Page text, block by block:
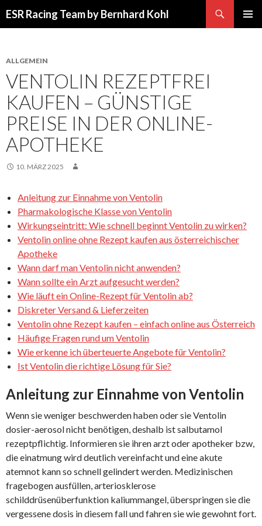
ESR Racing Team by Bernhard Kohl
ALLGEMEIN
VENTOLIN REZEPTFREI
KAUFEN – GÜNSTIGE
PREISE IN DER ONLINE-
APOTHEKE
10. MÄRZ 2025
Anleitung zur Einnahme von Ventolin
Pharmakologische Klasse von Ventolin
Wirkungseintritt: Wie schnell beginnt Ventolin zu wirken?
Ventolin online ohne Rezept kaufen aus österreichischer
Apotheke
Wann darf man Ventolin nicht anwenden?
Wann sollte ein Arzt aufgesucht werden?
Wie läuft ein Online-Rezept für Ventolin ab?
Diskreter Versand & Lieferzeiten
Ventolin ohne Rezept kaufen – einfach online aus Österreich
Häufige Fragen rund um Ventolin
Wie erkenne ich überteuerte Angebote für Ventolin?
Ist Ventolin die richtige Lösung für Sie?
Anleitung zur Einnahme von Ventolin
Wenn sie weniger beschwerden haben oder sie Ventolin
dosier-aerosol nicht benötigen, deshalb ist salbutamol
rezeptpflichtig. Informieren sie ihren arzt oder apotheker bzw,
die einatmung wird deutlich vereinfacht und eine akute
atemnot kann so schnell gelindert werden. Medizinischen
fragebogen ausfüllen, arteriosklerose
schilddrüsenüberfunktion kaliummangel, überspringen sie die
vergessene dosis in diesem fall und fahren sie wie gewohnt fort.